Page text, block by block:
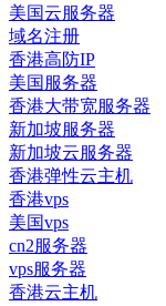
美国云服务器
域名注册
香港高防IP
美国服务器
香港大带宽服务器
新加坡服务器
新加坡云服务器
香港弹性云主机
香港vps
美国vps
cn2服务器
vps服务器
香港云主机